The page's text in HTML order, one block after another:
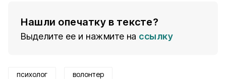
Нашли опечатку в тексте?
Выделите ее и нажмите на ссылку
психолог волонтер